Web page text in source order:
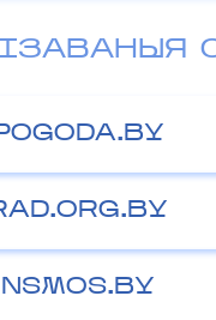
NSMOS.BY